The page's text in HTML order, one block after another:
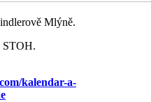
Mlýně.
STOH.
kalendar-a-